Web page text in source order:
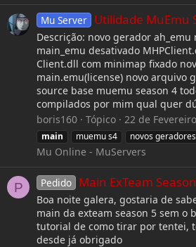
Mu Server Utilidade MuEmu
Descrição: novo gerador ah_emu
main_emu desativado
Client.dll com minimap fixado
main.emu(license) novo arquivo
source base muemu season 4
compilados por mim qual quer
boris160
Tópico 22 de
main
muemu s4 novos geradores
Mu Online - MuServers
P Pedido Main ExTeam
Boa noite galera, gostaria de
main da exteam season 5 sem o
tutorial de como tirar por tentei,
desde já obrigado